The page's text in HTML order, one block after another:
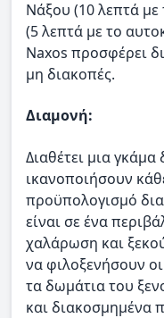
Νάξου (10 λεπτά με
(5 λεπτά με το
Naxos προσφέρει
μη διακοπές.
Διαμονή:
Διαθέτει μια
ικανοποιήσουν
προϋπολογισμό
είναι σε ένα
χαλάρωση και
να φιλοξενήσουν
τα δωμάτια του
και διακοσμημένα